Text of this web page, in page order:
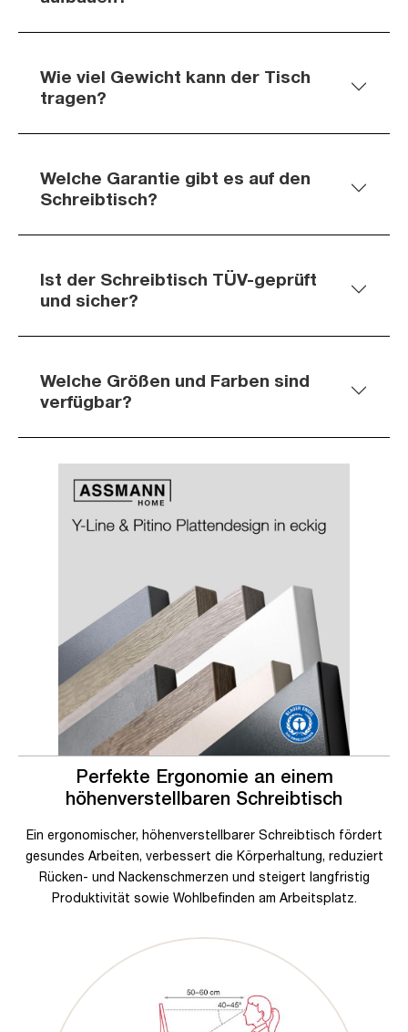
Wie viel Gewicht kann der Tisch
tragen?
Welche Garantie gibt es auf den
Schreibtisch?
Ist der Schreibtisch TÜV-geprüft
und sicher?
Welche Größen und Farben sind
verfügbar?
Perfekte Ergonomie an einem
höhenverstellbaren Schreibtisch
Ein ergonomischer, höhenverstellbarer Schreibtisch fördert
gesundes Arbeiten, verbessert die Körperhaltung, reduziert
Rücken- und Nackenschmerzen und steigert langfristig
Produktivität sowie Wohlbefinden am Arbeitsplatz.